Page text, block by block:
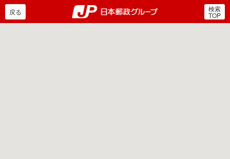
郵便局・日本郵政グルー
戻る 検索
TOP